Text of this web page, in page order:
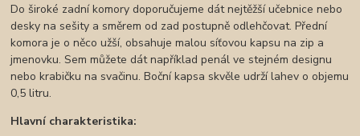
Do široké zadní komory doporučujeme dát nejtěžší učebnice nebo
desky na sešity a směrem od zad postupně odlehčovat. Přední
komora je o něco užší, obsahuje malou síťovou kapsu na zip a
jmenovku. Sem můžete dát například penál ve stejném designu
nebo krabičku na svačinu. Boční kapsa skvěle udrží lahev o objemu
0,5 litru.
Hlavní charakteristika: